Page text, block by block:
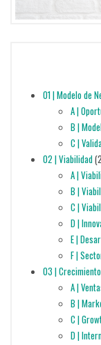
01 | Modelo de
A |
B |
C |
02 | Viabilidad
A |
B |
C |
D |
E |
F |
03 | Crecimiento
A |
B |
C |
D |